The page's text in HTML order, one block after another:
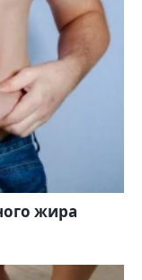
жира